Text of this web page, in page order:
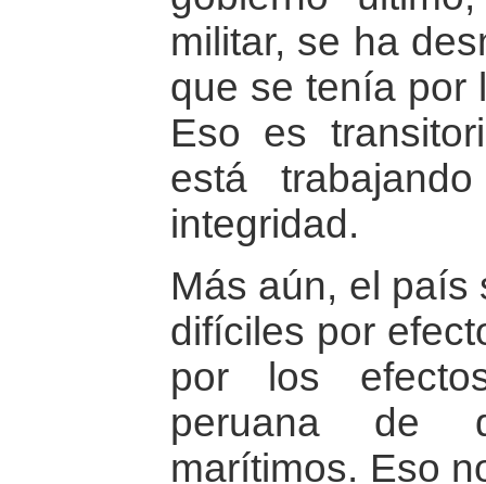
militar, se ha
que se tenía por
Eso es
está
integridad.
Más aún, el país
difíciles por
por los
peruana de
marítimos. Eso